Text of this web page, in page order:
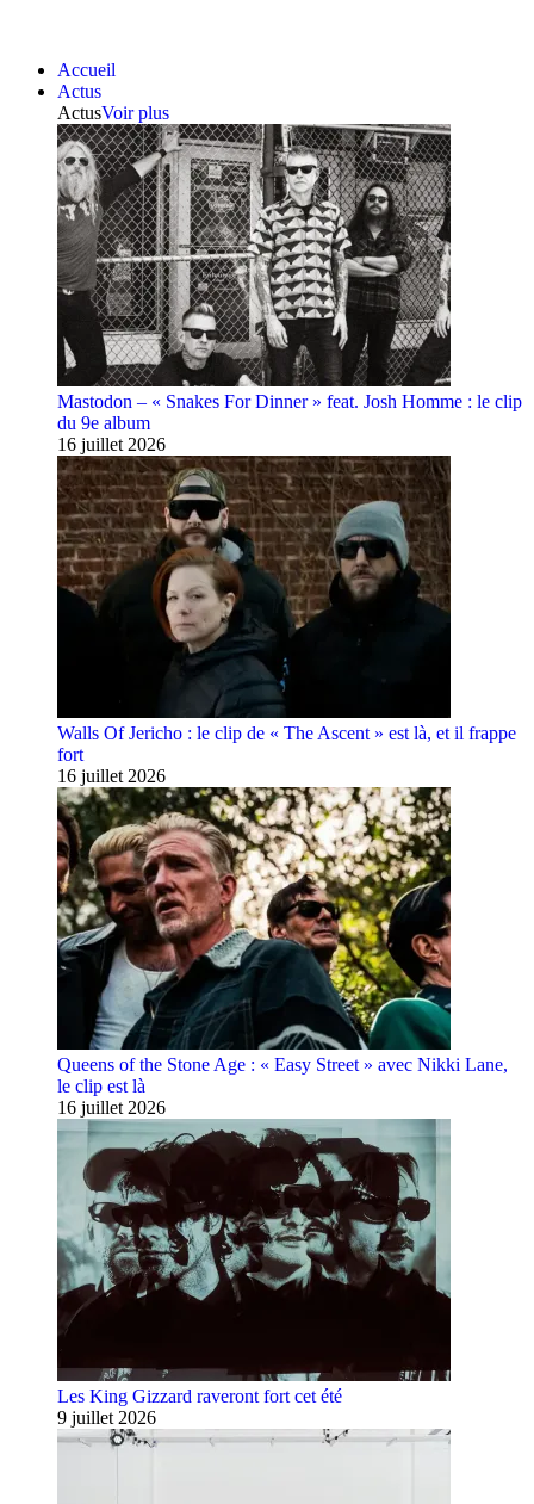
Accueil
Actus
ActusVoir plus
Mastodon – « Snakes For Dinner » feat. Josh Homme : le clip
du 9e album
16 juillet 2026
Walls Of Jericho : le clip de « The Ascent » est là, et il frappe
fort
16 juillet 2026
Queens of the Stone Age : « Easy Street » avec Nikki Lane,
le clip est là
16 juillet 2026
Les King Gizzard raveront fort cet été
9 juillet 2026